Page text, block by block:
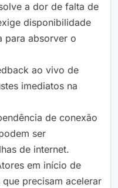
a dor de falta de
disponibilidade
para absorver o
ao vivo de
imediatos na
de conexão
ser
de internet.
em início de
precisam acelerar